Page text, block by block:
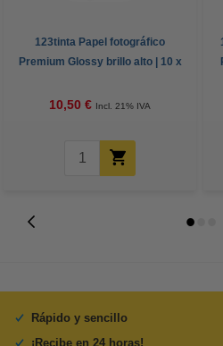
123tinta Papel fotográfico
Premium Glossy brillo alto | 10 x
10,50 € Incl. 21% IVA
Rápido y sencillo
¡Recibe en 24 horas!